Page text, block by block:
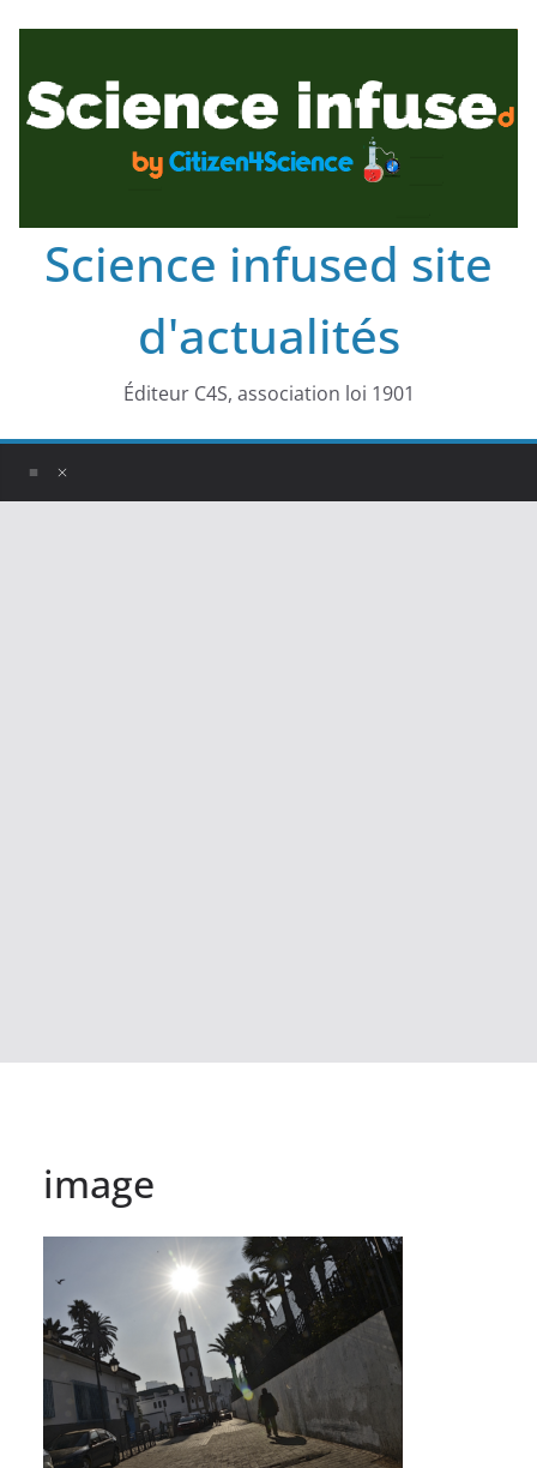
Science infused site
d'actualités
Éditeur C4S, association loi 1901
image